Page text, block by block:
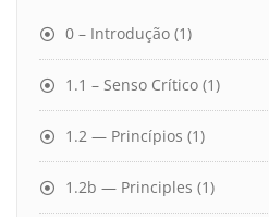
0 – Introdução (1)
1.1 – Senso Crítico (1)
1.2 — Princípios (1)
1.2b — Principles (1)